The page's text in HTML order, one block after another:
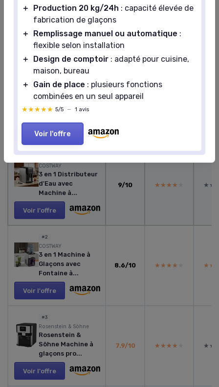
Voir le test complet →
Voir l'offre
Tableau comparatif : Machines à glaçons
raccordées réseau
globale
#1
COSTWAY
3 en 1 Distributeur
d'Eau avec
Machine à...
Voir l'offre
9/10 ★★★★★
★★★★★
#2
COSTWAY
3 en 1 Machine à
Glaçons avec
Fontaine à...
Voir l'offre
8.6/10 ★★★★★
★★★★★
#3
Rosenstein & Söhne
Rosenstein &
Söhne Machine à
glaçons pro...
Voir l'offre
7.9/10 ★★★★★
★★★★★
＋ Production 20 kg/24h : capacité élevée de
fabrication de glaçons
＋
Remplissage manuel ou automatique :
flexible selon installation
＋
Design de comptoir : adapté pour cuisine,
maison, bureau
＋
Gain de place : plusieurs fonctions
combinées en un seul appareil
★★★★★
★★★★★ 5/5 — 1 avis
Voir l'offre